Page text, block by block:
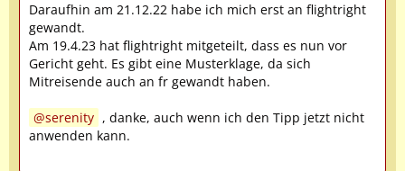
Daraufhin am 21.12.22 habe ich mich erst an flightright
gewandt.
Am 19.4.23 hat flightright mitgeteilt, dass es nun vor
Gericht geht. Es gibt eine Musterklage, da sich
Mitreisende auch an fr gewandt haben.
serenity , danke, auch wenn ich den Tipp jetzt nicht
anwenden kann.